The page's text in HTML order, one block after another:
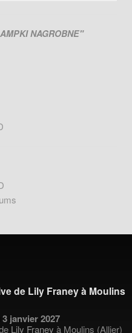
NAGROBNE"
de Lily Franey à Moulins
janvier 2027
Lily Franey à Moulins (Allier)